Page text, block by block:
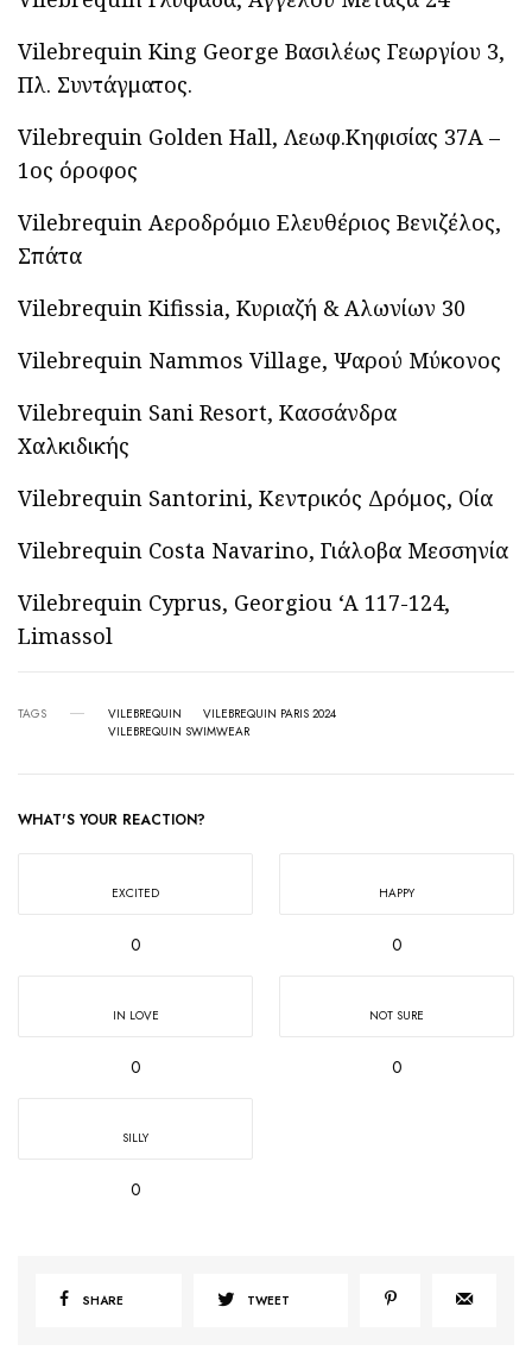
Vilebrequin King George Βασιλέως Γεωργίου 3,
Πλ. Συντάγματος.
Vilebrequin Golden Hall, Λεωφ.Κηφισίας 37Α –
1ος όροφος
Vilebrequin Αεροδρόμιο Ελευθέριος Βενιζέλος,
Σπάτα
Vilebrequin Kifissia, Κυριαζή & Αλωνίων 30
Vilebrequin Nammos Village, Ψαρού Μύκονος
Vilebrequin Sani Resort, Κασσάνδρα
Χαλκιδικής
Vilebrequin Santorini, Κεντρικός Δρόμος, Οία
Vilebrequin Costa Navarino, Γιάλοβα Μεσσηνία
Vilebrequin Cyprus, Georgiou ‘A 117-124,
Limassol
TAGS VILEBREQUIN
VILEBREQUIN PARIS 2024
VILEBREQUIN SWIMWEAR
WHAT'S YOUR REACTION?
EXCITED
0
HAPPY
0
IN LOVE
0
NOT SURE
0
SILLY
0
SHARE TWEET